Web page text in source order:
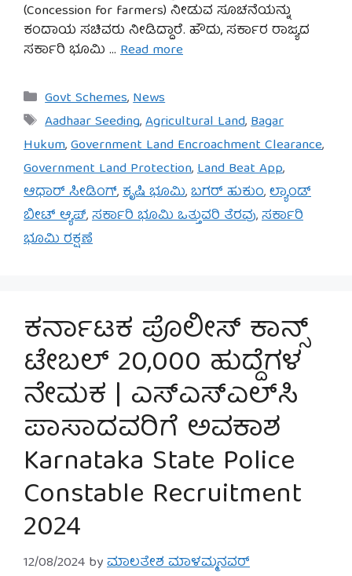
(Concession for farmers) ನೀಡುವ ಸೂಚನೆಯನ್ನು
ಕಂದಾಯ ಸಚಿವರು ನೀಡಿದ್ದಾರೆ. ಹೌದು, ಸರ್ಕಾರ ರಾಜ್ಯದ
ಸರ್ಕಾರಿ ಭೂಮಿ … Read more
Categories
Govt Schemes,News
Tags
Aadhaar Seeding,Agricultural Land,Bagar
Hukum,Government Land Encroachment Clearance,
Government Land Protection,Land Beat App,
ಆಧಾರ್ ಸೀಡಿಂಗ್,ಕೃಷಿ ಭೂಮಿ,ಬಗರ್ ಹುಕುಂ,ಲ್ಯಾಂಡ್
ಬೀಟ್ ಆ್ಯಪ್,ಸರ್ಕಾರಿ ಭೂಮಿ ಒತ್ತುವರಿ ತೆರವು,ಸರ್ಕಾರಿ
ಭೂಮಿ ರಕ್ಷಣೆ
ಕರ್ನಾಟಕ ಪೊಲೀಸ್ ಕಾನ್ಸ್
ಟೇಬಲ್ 20,000 ಹುದ್ದೆಗಳ
ನೇಮಕ | ಎಸ್‌ಎಸ್‌ಎಲ್‌ಸಿ
ಪಾಸಾದವರಿಗೆ ಅವಕಾಶ
Karnataka State Police
Constable Recruitment
2024
12/08/2024 byಮಾಲತೇಶ ಮಾಳಮ್ಮನವರ್